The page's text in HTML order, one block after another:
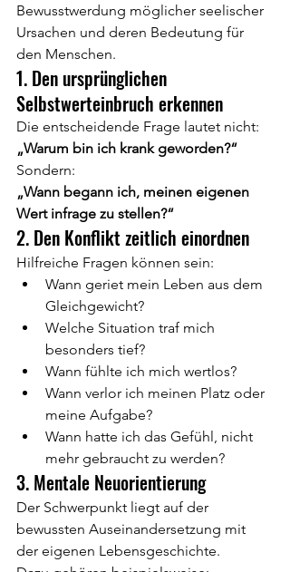
Bewusstwerdung möglicher seelischer
Ursachen und deren Bedeutung für
den Menschen.
1. Den ursprünglichen
Selbstwerteinbruch erkennen
Die entscheidende Frage lautet nicht:
„Warum bin ich krank geworden?“
Sondern:
„Wann begann ich, meinen eigenen
Wert infrage zu stellen?“
2. Den Konflikt zeitlich einordnen
Hilfreiche Fragen können sein:
Wann geriet mein Leben aus dem
Gleichgewicht?
Welche Situation traf mich
besonders tief?
Wann fühlte ich mich wertlos?
Wann verlor ich meinen Platz oder
meine Aufgabe?
Wann hatte ich das Gefühl, nicht
mehr gebraucht zu werden?
3. Mentale Neuorientierung
Der Schwerpunkt liegt auf der
bewussten Auseinandersetzung mit
der eigenen Lebensgeschichte.